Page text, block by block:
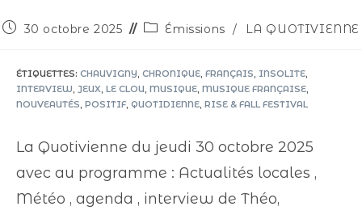
30 octobre 2025 Émissions / LA QUOTIVIENNE
ÉTIQUETTES: CHAUVIGNY, CHRONIQUE, FRANÇAIS, INSOLITE,
INTERVIEW, JEUX, LE CLOU, MUSIQUE, MUSIQUE FRANÇAISE,
NOUVEAUTÉS, POSITIF, QUOTIDIENNE, RISE & FALL FESTIVAL
La Quotivienne du jeudi 30 octobre 2025
avec au programme : Actualités locales ,
Météo , agenda , interview de Théo,